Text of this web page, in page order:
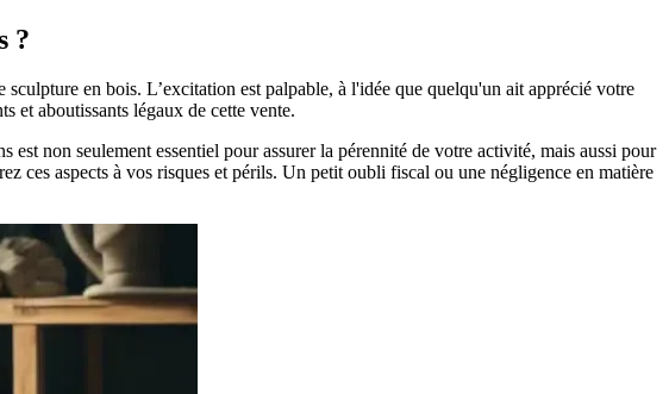
?
en bois. L’excitation est palpable, à l'idée que quelqu'un ait apprécié votre
et aboutissants légaux de cette vente.
non seulement essentiel pour assurer la pérennité de votre activité, mais aussi pour
ces aspects à vos risques et périls. Un petit oubli fiscal ou une négligence en matière